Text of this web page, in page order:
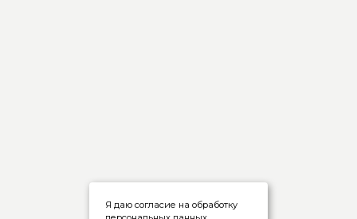
Я даю согласие на обработку